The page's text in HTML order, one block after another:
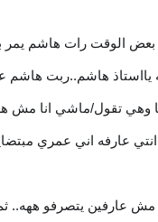
بعض الوقت رات هاشم
هاشم..ربت هاشم
وهي تقول/ماشي انا مش
عارفه اني عمري
عارفين يتصرفو ههه..